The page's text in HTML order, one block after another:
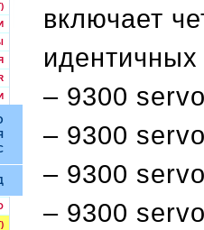
включает
– 9300
– 9300
– 9300
– 9300